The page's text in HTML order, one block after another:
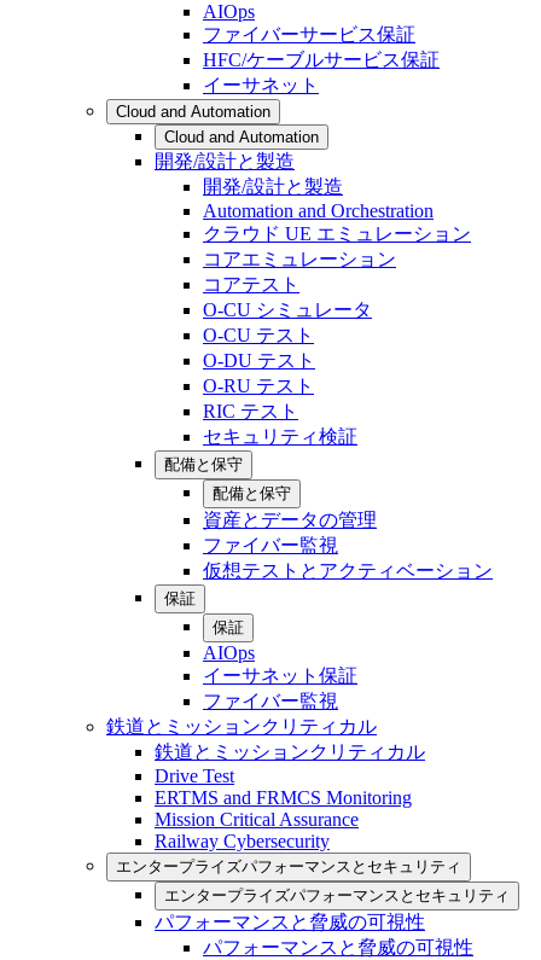
AIOps
ファイバーサービス保証
HFC/ケーブルサービス保証
イーサネット
Cloud and Automation
Cloud and Automation
開発/設計と製造
開発/設計と製造
Automation and Orchestration
クラウド UE エミュレーション
コアエミュレーション
コアテスト
O-CU シミュレータ
O-CU テスト
O-DU テスト
O-RU テスト
RIC テスト
セキュリティ検証
配備と保守
配備と保守
資産とデータの管理
ファイバー監視
仮想テストとアクティベーション
保証
保証
AIOps
イーサネット保証
ファイバー監視
鉄道とミッションクリティカル
鉄道とミッションクリティカル
Drive Test
ERTMS and FRMCS Monitoring
Mission Critical Assurance
Railway Cybersecurity
エンタープライズパフォーマンスとセキュリティ
エンタープライズパフォーマンスとセキュリティ
パフォーマンスと脅威の可視性
パフォーマンスと脅威の可視性